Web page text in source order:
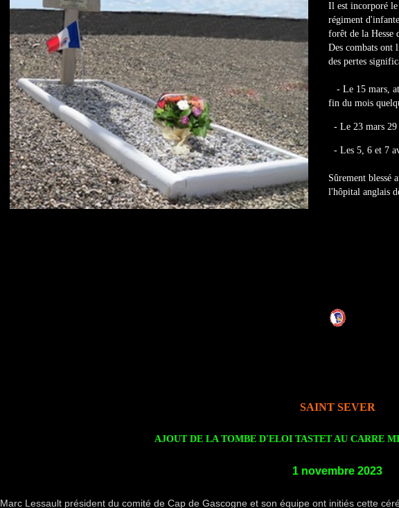
Il est incorporé le
régiment
forêt de la Hesse
Des combats ont
des pertes
- Le 15 mars,
fin du mois
- Le 23 mars 29
- Les 5, 6 et 7
Sûrement blessé
l'hôpital anglais
SAINT SEVER
AJOUT DE LA TOMBE D'ELOI TASTETAU CARRE
1 novembre 2023
Marc Lessault président du comité de Cap de Gascogne et son équipe ont initiés cette